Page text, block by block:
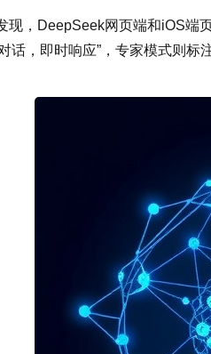
现，DeepSeek网页端和iOS端
话，即时响应”，专家模式则